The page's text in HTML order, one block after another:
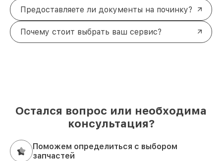
Предоставляете ли документы на починку?
Почему стоит выбрать ваш сервис?
Остался вопрос или необходима
консультация?
Поможем определиться с выбором
запчастей